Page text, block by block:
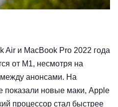
и MacBook Pro 2022 года
от M1, несмотря на
между анонсами. На
показали новые маки, Apple
процессор стал быстрее